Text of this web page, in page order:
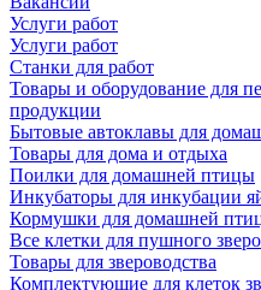
Услуги работ
Услуги работ
Станки для работ
Товары и оборудование для
продукции
Бытовые автоклавы для
Товары для дома и отдыха
Поилки для домашней птицы
Инкубаторы для инкубации
Кормушки для домашней
Все клетки для пушного
Товары для звероводства
Комплектующие для клеток